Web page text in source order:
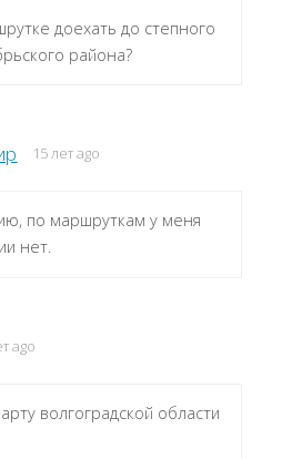
доехать до степного
района?
15 лет ago
по маршруткам у меня
нет.
ago
волгоградской области